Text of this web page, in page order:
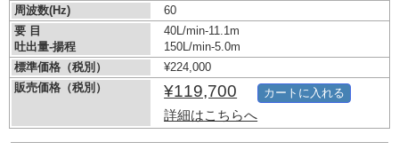
周波数(Hz)
60
要 目
吐出量-揚程
40L/min-11.1m
150L/min-5.0m
標準価格（税別）
¥224,000
販売価格（税別）
¥119,700
詳細はこちらへ
カートに入れる